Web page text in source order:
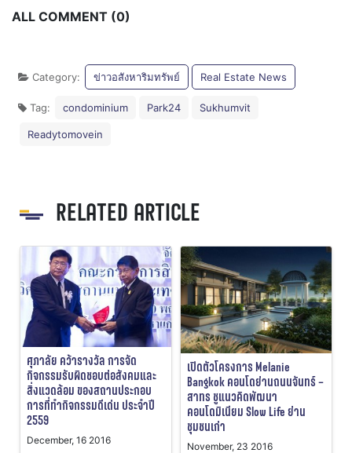
ALL COMMENT (0)
Category: ข่าวอสังหาริมทรัพย์ Real Estate News
Tag: condominium Park24 Sukhumvit
Readytomovein
RELATED ARTICLE
ศุภาลัย คว้ารางวัล การจัด
กิจกรรมรับผิดชอบต่อสังคมและ
สิ่งแวดล้อม ของสถานประกอบ
การที่ทำกิจกรรมดีเด่น ประจำปี
2559
December, 16 2016
เปิดตัวโครงการ Melanie
Bangkok คอนโดย่านถนนจันทร์ –
สาทร ชูแนวคิดพัฒนา
คอนโดมิเนียม Slow Life ย่าน
ชุมชนเก่า
November, 23 2016